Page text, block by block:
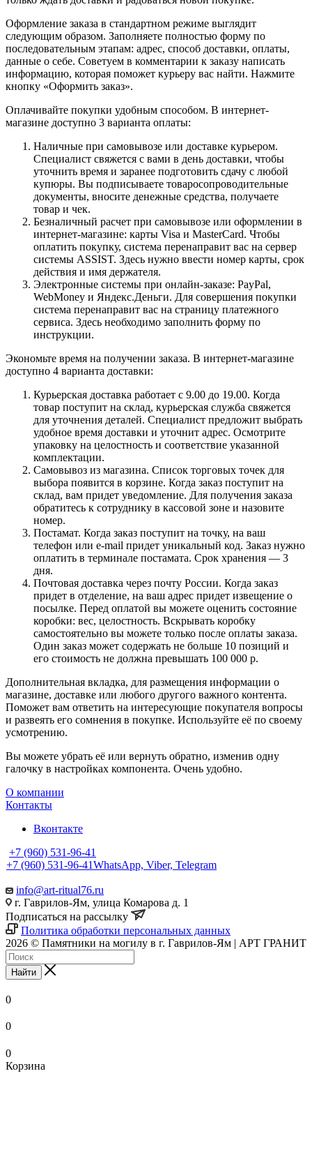
Оформление заказа в стандартном режиме выглядит
следующим образом. Заполняете полностью форму по
последовательным этапам: адрес, способ доставки, оплаты,
данные о себе. Советуем в комментарии к заказу написать
информацию, которая поможет курьеру вас найти. Нажмите
кнопку «Оформить заказ».
Оплачивайте покупки удобным способом. В интернет-
магазине доступно 3 варианта оплаты:
Наличные при самовывозе или доставке курьером.
Специалист свяжется с вами в день доставки, чтобы
уточнить время и заранее подготовить сдачу с любой
купюры. Вы подписываете товаросопроводительные
документы, вносите денежные средства, получаете
товар и чек.
Безналичный расчет при самовывозе или оформлении в
интернет-магазине: карты Visa и MasterCard. Чтобы
оплатить покупку, система перенаправит вас на сервер
системы ASSIST. Здесь нужно ввести номер карты, срок
действия и имя держателя.
Электронные системы при онлайн-заказе: PayPal,
WebMoney и Яндекс.Деньги. Для совершения покупки
система перенаправит вас на страницу платежного
сервиса. Здесь необходимо заполнить форму по
инструкции.
Экономьте время на получении заказа. В интернет-магазине
доступно 4 варианта доставки:
Курьерская доставка работает с 9.00 до 19.00. Когда
товар поступит на склад, курьерская служба свяжется
для уточнения деталей. Специалист предложит выбрать
удобное время доставки и уточнит адрес. Осмотрите
упаковку на целостность и соответствие указанной
комплектации.
Самовывоз из магазина. Список торговых точек для
выбора появится в корзине. Когда заказ поступит на
склад, вам придет уведомление. Для получения заказа
обратитесь к сотруднику в кассовой зоне и назовите
номер.
Постамат. Когда заказ поступит на точку, на ваш
телефон или e-mail придет уникальный код. Заказ нужно
оплатить в терминале постамата. Срок хранения — 3
дня.
Почтовая доставка через почту России. Когда заказ
придет в отделение, на ваш адрес придет извещение о
посылке. Перед оплатой вы можете оценить состояние
коробки: вес, целостность. Вскрывать коробку
самостоятельно вы можете только после оплаты заказа.
Один заказ может содержать не больше 10 позиций и
его стоимость не должна превышать 100 000 р.
Дополнительная вкладка, для размещения информации о
магазине, доставке или любого другого важного контента.
Поможет вам ответить на интересующие покупателя вопросы
и развеять его сомнения в покупке. Используйте её по своему
усмотрению.
Вы можете убрать её или вернуть обратно, изменив одну
галочку в настройках компонента. Очень удобно.
О компании
Контакты
Вконтакте
+7 (960) 531-96-41
+7 (960) 531-96-41WhatsApp, Viber, Telegram
info@art-ritual76.ru
г. Гаврилов-Ям, улица Комарова д. 1
Подписаться на рассылку
Политика обработки персональных данных
2026 © Памятники на могилу в г. Гаврилов-Ям | АРТ ГРАНИТ
Найти
0
0
0
Корзина